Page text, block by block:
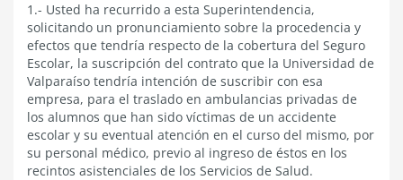
1.- Usted ha recurrido a esta Superintendencia,
solicitando un pronunciamiento sobre la procedencia y
efectos que tendría respecto de la cobertura del Seguro
Escolar, la suscripción del contrato que la Universidad de
Valparaíso tendría intención de suscribir con esa
empresa, para el traslado en ambulancias privadas de
los alumnos que han sido víctimas de un accidente
escolar y su eventual atención en el curso del mismo, por
su personal médico, previo al ingreso de éstos en los
recintos asistenciales de los Servicios de Salud.